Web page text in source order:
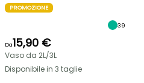
PROMOZIONE
39
Da15,90 €
Vaso da 2L/3L
Disponibile in 3 taglie